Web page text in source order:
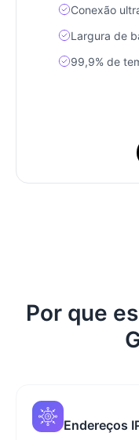
Conexão
Largura de
99,9% de
Por que
Endereços